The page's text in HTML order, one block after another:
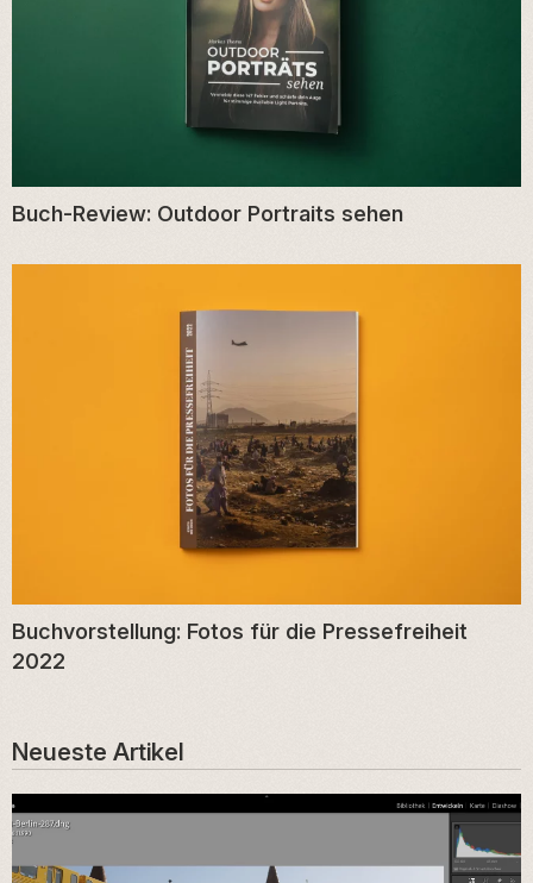
Buch-Review: Outdoor Portraits sehen
Buchvorstellung: Fotos für die Pressefreiheit
2022
Neueste Artikel